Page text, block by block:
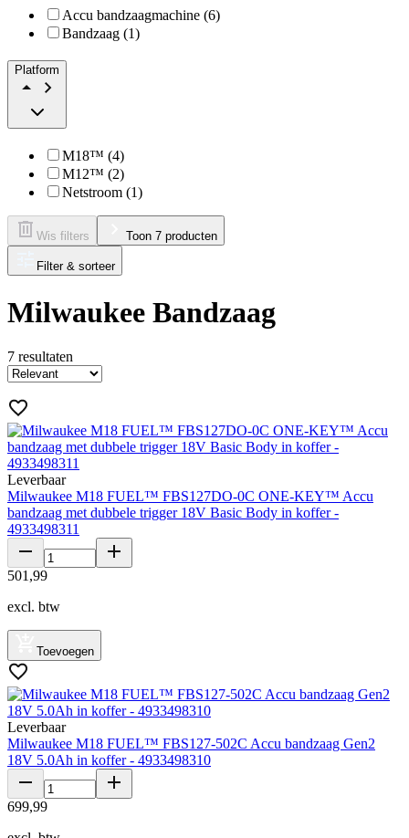
Accu bandzaagmachine (6)
Bandzaag (1)
Platform
M18™ (4)
M12™ (2)
Netstroom (1)
Wis filters Toon 7 producten
Filter & sorteer
Milwaukee Bandzaag
7 resultaten
Leverbaar
Milwaukee M18 FUEL™ FBS127DO-0C ONE-KEY™ Accu
bandzaag met dubbele trigger 18V Basic Body in koffer -
4933498311
501 ,99
excl. btw
Toevoegen
Leverbaar
Milwaukee M18 FUEL™ FBS127-502C Accu bandzaag Gen2
18V 5.0Ah in koffer - 4933498310
699,99